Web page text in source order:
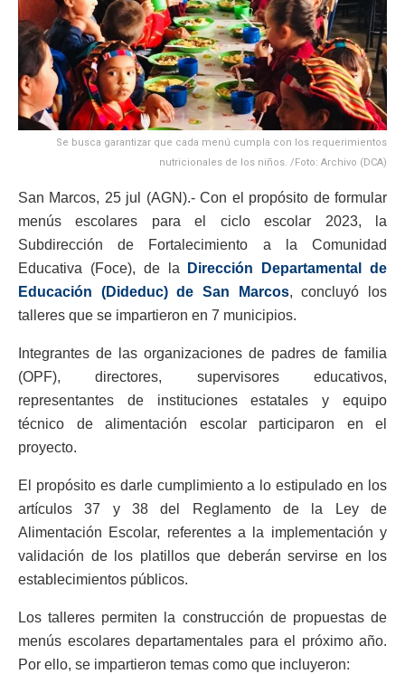
Se busca garantizar que cada menú cumpla con los requerimientos
nutricionales de los niños. /Foto: Archivo (DCA)
San Marcos, 25 jul (AGN).- Con el propósito de formular
menús escolares para el ciclo escolar 2023, la
Subdirección de Fortalecimiento a la Comunidad
Educativa (Foce), de la
Dirección Departamental de
Educación (Dideduc) de San Marcos, concluyó los
talleres que se impartieron en 7 municipios.
Integrantes de las organizaciones de padres de familia
(OPF), directores, supervisores educativos,
representantes de instituciones estatales y equipo
técnico de alimentación escolar participaron en el
proyecto.
El propósito es darle cumplimiento a lo estipulado en los
artículos 37 y 38 del Reglamento de la Ley de
Alimentación Escolar, referentes a la implementación y
validación de los platillos que deberán servirse en los
establecimientos públicos.
Los talleres permiten la construcción de propuestas de
menús escolares departamentales para el próximo año.
Por ello, se impartieron temas como que incluyeron: